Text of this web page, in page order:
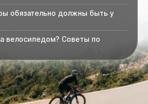
обязательно должны быть у
велосипедом? Советы по